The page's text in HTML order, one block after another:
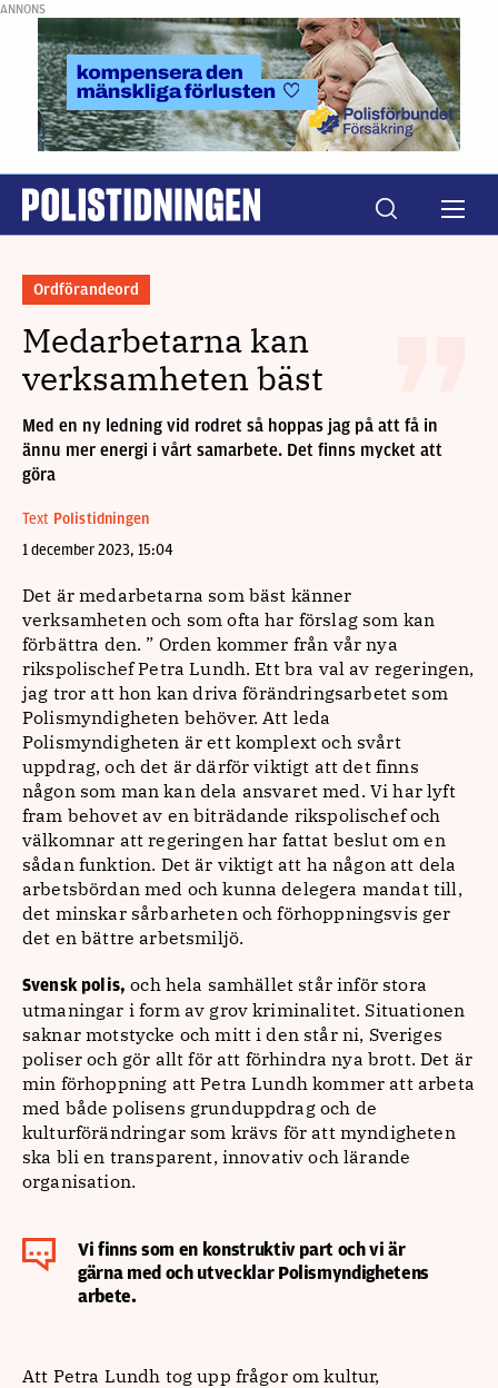
ANNONS
Ordförandeord
Medarbetarna kan
verksamheten bäst
Med en ny ledning vid rodret så hoppas jag på att få in
ännu mer energi i vårt samarbete. Det finns mycket att
göra
Text Polistidningen
1 december 2023, 15:04
Det är medarbetarna som bäst känner
verksamheten och som ofta har förslag som kan
förbättra den. ” Orden kommer från vår nya
rikspolischef Petra Lundh. Ett bra val av regeringen,
jag tror att hon kan driva förändringsarbetet som
Polismyndigheten behöver. Att leda
Polismyndigheten är ett komplext och svårt
uppdrag, och det är därför viktigt att det finns
någon som man kan dela ansvaret med. Vi har lyft
fram behovet av en biträdande rikspolischef och
välkomnar att regeringen har fattat beslut om en
sådan funktion. Det är viktigt att ha någon att dela
arbetsbördan med och kunna delegera mandat till,
det minskar sårbarheten och förhoppningsvis ger
det en bättre arbetsmiljö.
Svensk polis, och hela samhället står inför stora
utmaningar i form av grov kriminalitet. Situationen
saknar motstycke och mitt i den står ni, Sveriges
poliser och gör allt för att förhindra nya brott. Det är
min förhoppning att Petra Lundh kommer att arbeta
med både polisens grunduppdrag och de
kulturförändringar som krävs för att myndigheten
ska bli en transparent, innovativ och lärande
organisation.
Vi finns som en konstruktiv part och vi är
gärna med och utvecklar Polismyndighetens
arbete.
Att Petra Lundh tog upp frågor om kultur,